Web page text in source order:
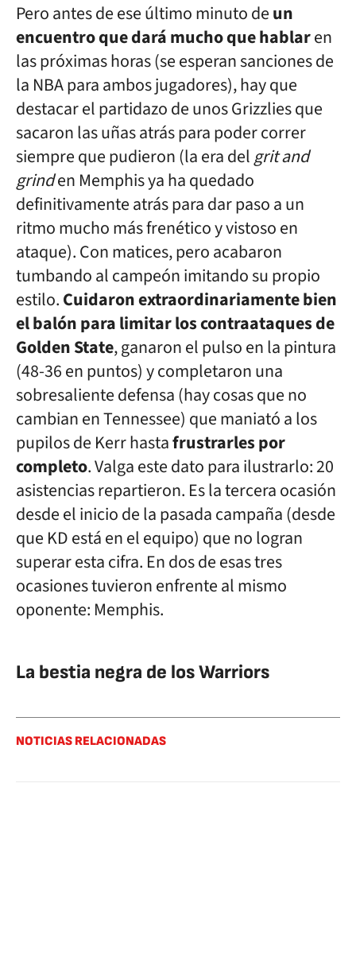
Pero antes de ese último minuto deun
encuentro que dará mucho que hablaren
las próximas horas (se esperan sanciones de
la NBA para ambos jugadores), hay que
destacar el partidazo de unos Grizzlies que
sacaron las uñas atrás para poder correr
siempre que pudieron (la era delgrit and
grinden Memphis ya ha quedado
definitivamente atrás para dar paso a un
ritmo mucho más frenético y vistoso en
ataque). Con matices, pero acabaron
tumbando al campeón imitando su propio
estilo.Cuidaron extraordinariamente bien
el balón para limitar los contraataques de
Golden State, ganaron el pulso en la pintura
(48-36 en puntos) y completaron una
sobresaliente defensa (hay cosas que no
cambian en Tennessee) que maniató a los
pupilos de Kerr hastafrustrarles por
completo. Valga este dato para ilustrarlo: 20
asistencias repartieron. Es la tercera ocasión
desde el inicio de la pasada campaña (desde
que KD está en el equipo) que no logran
superar esta cifra. En dos de esas tres
ocasiones tuvieron enfrente al mismo
oponente: Memphis.
La bestia negra de los Warriors
NOTICIAS RELACIONADAS